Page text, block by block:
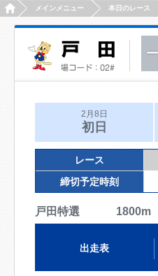
HOMEメインメニュー 本日のレース
2月8日
初日
レース
締切予定時刻
戸田特選 1800m
出走表